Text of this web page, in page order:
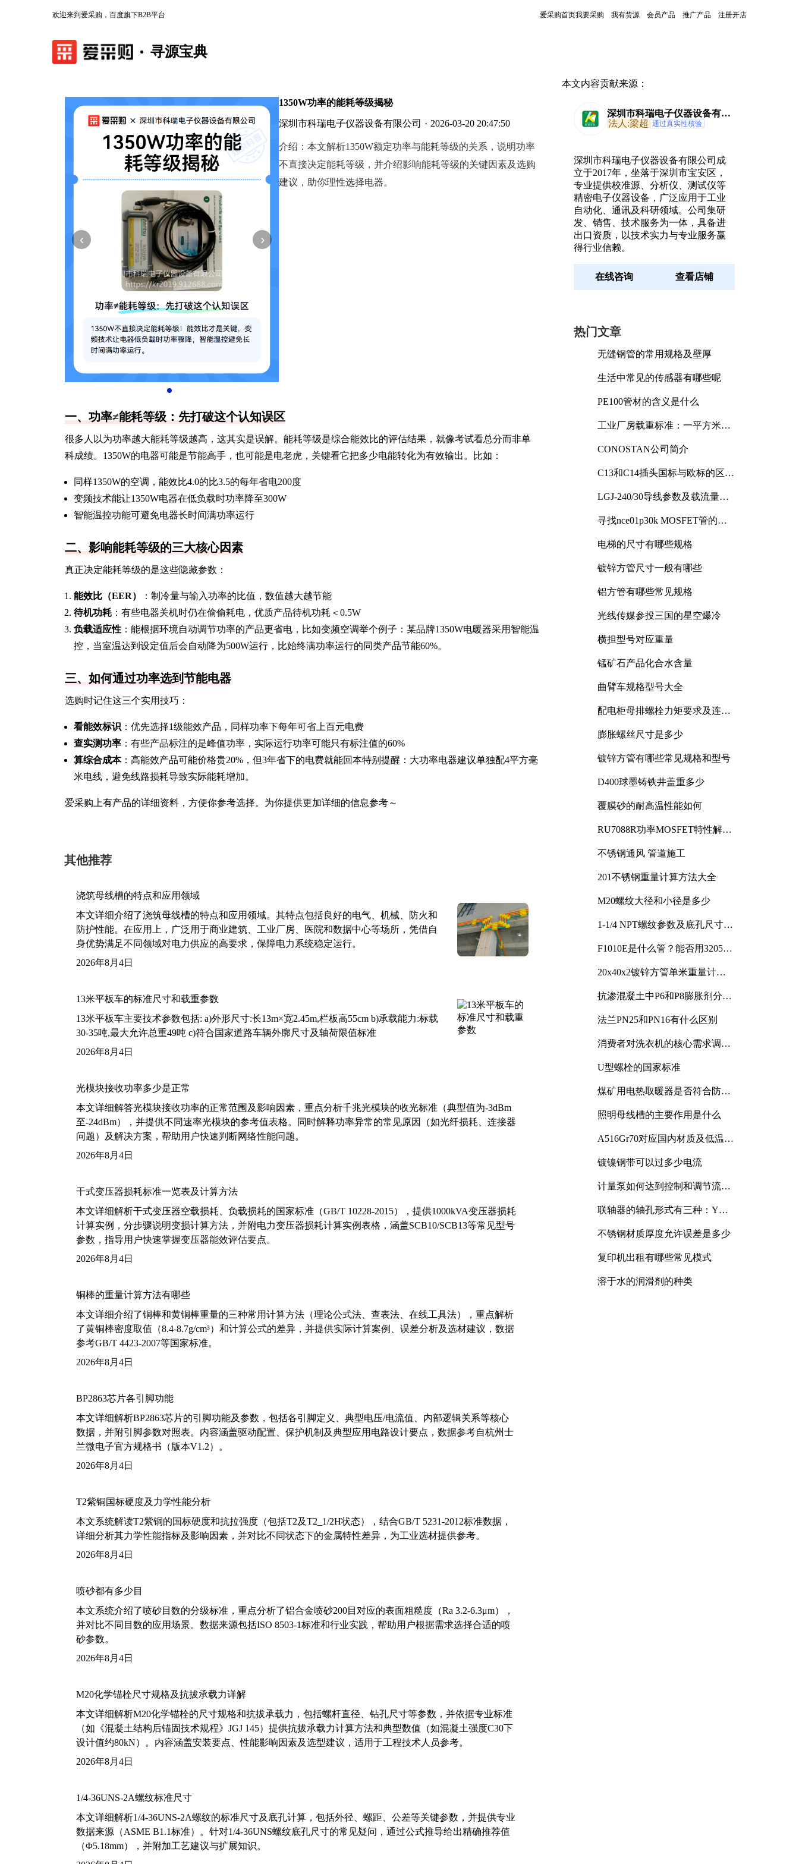
欢迎来到爱采购，百度旗下B2B平台 爱采购首页我要采购 我有货源 会员产品 推广产品 注册开店
寻源宝典
‹ ›
1350W功率的能耗等级揭秘
深圳市科瑞电子仪器设备有限公司 · 2026-03-20 20:47:50
介绍： 本文解析1350W额定功率与能耗等级的关系，说明功率
不直接决定能耗等级，并介绍影响能耗等级的关键因素及选购
建议，助你理性选择电器。
一、功率≠能耗等级：先打破这个认知误区
很多人以为功率越大能耗等级越高，这其实是误解。能耗等级是综合能效比的评估结果，就像考试看总分而非单
科成绩。1350W的电器可能是节能高手，也可能是电老虎，关键看它把多少电能转化为有效输出。比如：
同样1350W的空调，能效比4.0的比3.5的每年省电200度
变频技术能让1350W电器在低负载时功率降至300W
智能温控功能可避免电器长时间满功率运行
二、影响能耗等级的三大核心因素
真正决定能耗等级的是这些隐藏参数：
能效比（EER）
：制冷量与输入功率的比值，数值越大越节能
待机功耗 ：有些电器关机时仍在偷偷耗电，优质产品待机功耗＜0.5W
负载适应性 ：能根据环境自动调节功率的产品更省电，比如变频空调举个例子：某品牌1350W电暖器采用智能温
控，当室温达到设定值后会自动降为500W运行，比始终满功率运行的同类产品节能60%。
三、如何通过功率选到节能电器
选购时记住这三个实用技巧：
看能效标识 ：优先选择1级能效产品，同样功率下每年可省上百元电费
查实测功率 ：有些产品标注的是峰值功率，实际运行功率可能只有标注值的60%
算综合成本：高能效产品可能价格贵20%，但3年省下的电费就能回本特别提醒：大功率电器建议单独配4平方毫
米电线，避免线路损耗导致实际能耗增加。
爱采购上有产品的详细资料，方便你参考选择。为你提供更加详细的信息参考～
其他推荐
浇筑母线槽的特点和应用领域
本文详细介绍了浇筑母线槽的特点和应用领域。其特点包括良好的电气、机械、防火和
防护性能。在应用上，广泛用于商业建筑、工业厂房、医院和数据中心等场所，凭借自
身优势满足不同领域对电力供应的高要求，保障电力系统稳定运行。
2026年8月4日
13米平板车的标准尺寸和载重参数
13米平板车主要技术参数包括: a)外形尺寸:长13m×宽2.45m,栏板高55cm b)承载能力:标载
30-35吨,最大允许总重49吨 c)符合国家道路车辆外廓尺寸及轴荷限值标准
2026年8月4日
光模块接收功率多少是正常
本文详细解答光模块接收功率的正常范围及影响因素，重点分析千兆光模块的收光标准（典型值为-3dBm
至-24dBm），并提供不同速率光模块的参考值表格。同时解释功率异常的常见原因（如光纤损耗、连接器
问题）及解决方案，帮助用户快速判断网络性能问题。
2026年8月4日
干式变压器损耗标准一览表及计算方法
本文详细解析干式变压器空载损耗、负载损耗的国家标准（GB/T 10228-2015），提供1000kVA变压器损耗
计算实例，分步骤说明变损计算方法，并附电力变压器损耗计算实例表格，涵盖SCB10/SCB13等常见型号
参数，指导用户快速掌握变压器能效评估要点。
2026年8月4日
铜棒的重量计算方法有哪些
本文详细介绍了铜棒和黄铜棒重量的三种常用计算方法（理论公式法、查表法、在线工具法），重点解析
了黄铜棒密度取值（8.4-8.7g/cm³）和计算公式的差异，并提供实际计算案例、误差分析及选材建议，数据
参考GB/T 4423-2007等国家标准。
2026年8月4日
BP2863芯片各引脚功能
本文详细解析BP2863芯片的引脚功能及参数，包括各引脚定义、典型电压/电流值、内部逻辑关系等核心
数据，并附引脚参数对照表。内容涵盖驱动配置、保护机制及典型应用电路设计要点，数据参考自杭州士
兰微电子官方规格书（版本V1.2）。
2026年8月4日
T2紫铜国标硬度及力学性能分析
本文系统解读T2紫铜的国标硬度和抗拉强度（包括T2及T2_1/2H状态），结合GB/T 5231-2012标准数据，
详细分析其力学性能指标及影响因素，并对比不同状态下的金属特性差异，为工业选材提供参考。
2026年8月4日
喷砂都有多少目
本文系统介绍了喷砂目数的分级标准，重点分析了铝合金喷砂200目对应的表面粗糙度（Ra 3.2-6.3μm），
并对比不同目数的应用场景。数据来源包括ISO 8503-1标准和行业实践，帮助用户根据需求选择合适的喷
砂参数。
2026年8月4日
M20化学锚栓尺寸规格及抗拔承载力详解
本文详细解析M20化学锚栓的尺寸规格和抗拔承载力，包括螺杆直径、钻孔尺寸等参数，并依据专业标准
（如《混凝土结构后锚固技术规程》JGJ 145）提供抗拔承载力计算方法和典型数值（如混凝土强度C30下
设计值约80kN）。内容涵盖安装要点、性能影响因素及选型建议，适用于工程技术人员参考。
2026年8月4日
1/4-36UNS-2A螺纹标准尺寸
本文详细解析1/4-36UNS-2A螺纹的标准尺寸及底孔计算，包括外径、螺距、公差等关键参数，并提供专业
数据来源（ASME B1.1标准）。针对1/4-36UNS螺纹底孔尺寸的常见疑问，通过公式推导给出精确推荐值
（Φ5.18mm），并附加工艺建议与扩展知识。
本文内容贡献来源：
深圳市科瑞电子仪器设备有限
公司
法人:梁超 通过真实性核验
深圳市科瑞电子仪器设备有限公司成
立于2017年，坐落于深圳市宝安区，
专业提供校准源、分析仪、测试仪等
精密电子仪器设备，广泛应用于工业
自动化、通讯及科研领域。公司集研
发、销售、技术服务为一体，具备进
出口资质，以技术实力与专业服务赢
得行业信赖。
在线咨询 查看店铺
热门文章
无缝钢管的常用规格及壁厚
生活中常见的传感器有哪些呢
PE100管材的含义是什么
工业厂房载重标准：一平方米能
CONOSTAN公司简介
C13和C14插头国标与欧标的区别
LGJ-240/30导线参数及载流量解
寻找nce01p30k MOSFET管的合
电梯的尺寸有哪些规格
镀锌方管尺寸一般有哪些
铝方管有哪些常见规格
光线传媒参投三国的星空爆冷
横担型号对应重量
锰矿石产品化合水含量
曲臂车规格型号大全
配电柜母排螺栓力矩要求及连接
膨胀螺丝尺寸是多少
镀锌方管有哪些常见规格和型号
D400球墨铸铁井盖重多少
覆膜砂的耐高温性能如何
RU7088R功率MOSFET特性解析
不锈钢通风 管道施工
201不锈钢重量计算方法大全
M20螺纹大径和小径是多少
1-1/4 NPT螺纹参数及底孔尺寸详
F1010E是什么管？能否用3205或
20x40x2镀锌方管单米重量计算
抗渗混凝土中P6和P8膨胀剂分别
法兰PN25和PN16有什么区别
消费者对洗衣机的核心需求调研
U型螺栓的国家标准
煤矿用电热取暖器是否符合防爆
照明母线槽的主要作用是什么
A516Gr70对应国内材质及低温冲
镀镍钢带可以过多少电流
计量泵如何达到控制和调节流量
联轴器的轴孔形式有三种：Y
不锈钢材质厚度允许误差是多少
复印机出租有哪些常见模式
溶于水的润滑剂的种类